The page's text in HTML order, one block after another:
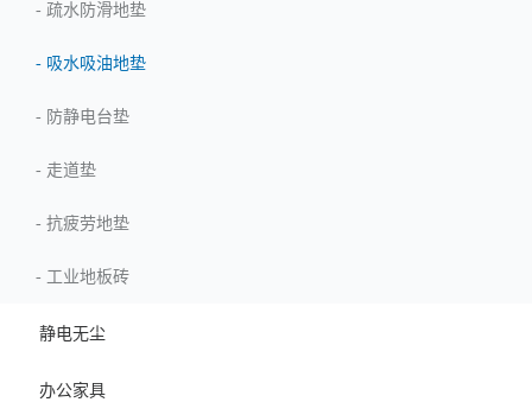
- 疏水防滑地垫
- 吸水吸油地垫
- 防静电台垫
- 走道垫
- 抗疲劳地垫
- 工业地板砖
静电无尘
办公家具